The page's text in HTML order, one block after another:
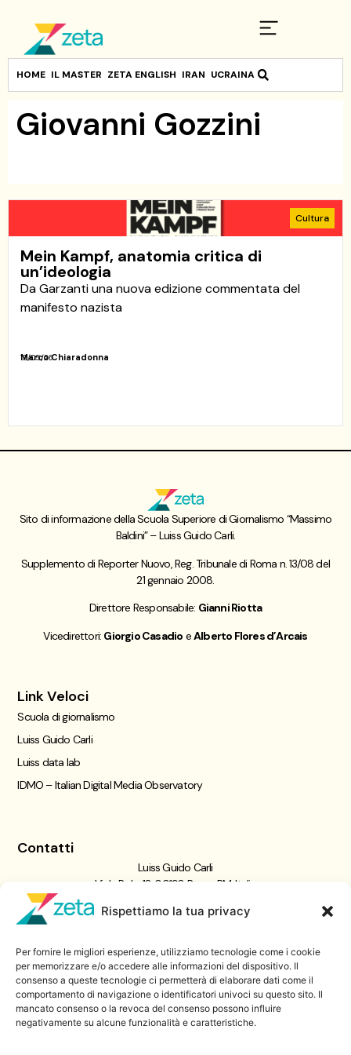
Rispettiamo la tua privacy
Per fornire le migliori esperienze, utilizziamo tecnologie come i cookie
per memorizzare e/o accedere alle informazioni del dispositivo. Il
consenso a queste tecnologie ci permetterà di elaborare dati come il
comportamento di navigazione o identificatori univoci su questo sito. Il
mancato consenso o la revoca del consenso possono influire
negativamente su alcune funzionalità e caratteristiche.
HOME IL MASTER ZETA ENGLISH IRAN UCRAINA
Giovanni Gozzini
Cultura
Mein Kampf, anatomia critica di
un’ideologia
Da Garzanti una nuova edizione commentata del
manifesto nazista
12/05/26
Marco Chiaradonna
Sito di informazione della Scuola Superiore di Giornalismo “Massimo
Baldini” – Luiss Guido Carli.
Supplemento di Reporter Nuovo, Reg. Tribunale di Roma n. 13/08 del
21 gennaio 2008.
Direttore Responsabile: Gianni Riotta
Vicedirettori: Giorgio Casadio eAlberto Flores d’Arcais
Link Veloci
Scuola di giornalismo
Luiss Guido Carli
Luiss data lab
IDMO – Italian Digital Media Observatory
Contatti
Luiss Guido Carli
Viale Pola, 12, 00198 Roma RM, Italia
06 8522 5358
Iscriviti a
Zeta Data Lab
Iscriviti alla nostra newsletter